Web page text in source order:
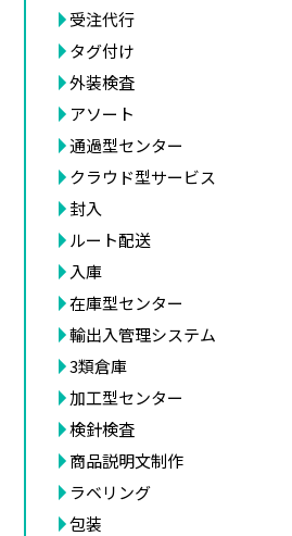
受注代行
タグ付け
外装検査
アソート
通過型センター
クラウド型サービス
封入
ルート配送
入庫
在庫型センター
輸出入管理システム
3類倉庫
加工型センター
検針検査
商品説明文制作
ラベリング
包装